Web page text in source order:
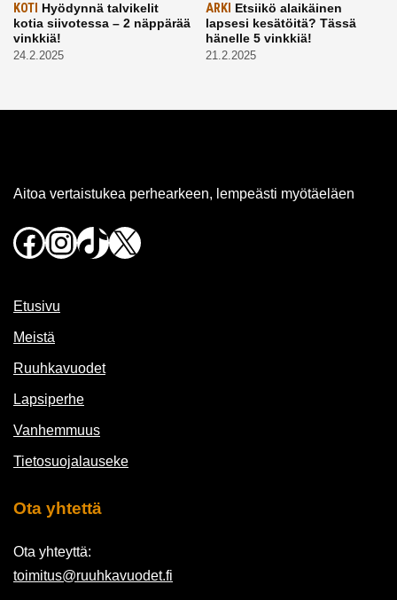
KOTI Hyödynnä talvikelit
kotia siivotessa – 2 näppärää
vinkkiä!
24.2.2025
ARKI Etsiikö alaikäinen
lapsesi kesätöitä? Tässä
hänelle 5 vinkkiä!
21.2.2025
Aitoa vertaistukea perhearkeen, lempeästi myötäeläen
Facebook
Instagram
TikTok
X
Etusivu
Meistä
Ruuhkavuodet
Lapsiperhe
Vanhemmuus
Tietosuojalauseke
Ota yhtettä
Ota yhteyttä:
toimitus@ruuhkavuodet.fi